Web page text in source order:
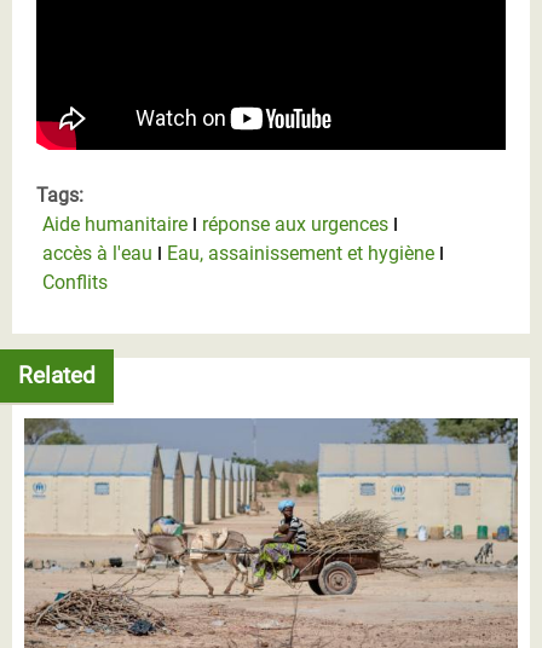
Tags:
Aide humanitaire
réponse aux urgences
accès à l'eau
Eau, assainissement et hygiène
Conflits
Related